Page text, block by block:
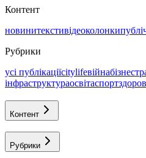
Контент
новинитекстивідеоколонки
Рубрики
усі публікаціїcitylifeвійнабізнес
інфраструктураосвітаспорт
Контент
Рубрики